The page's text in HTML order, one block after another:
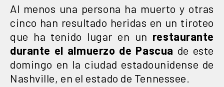
Al menos una persona ha muerto y otras
cinco han resultado heridas en un tiroteo
que ha tenido lugar en un restaurante
durante el almuerzo de Pascua de este
domingo en la ciudad estadounidense de
Nashville, en el estado de Tennessee.